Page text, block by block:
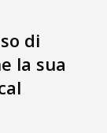
di
la sua